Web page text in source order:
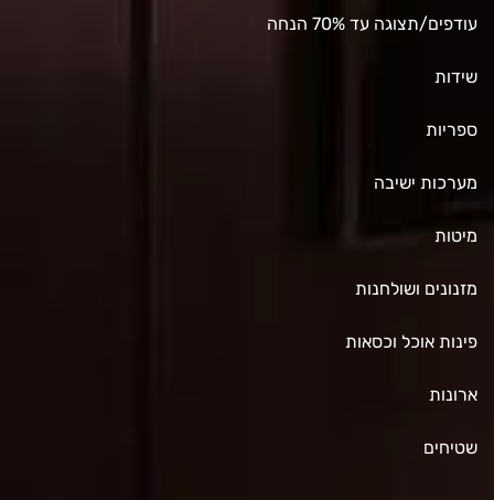
עודפים/תצוגה עד 70% הנחה
שידות
ספריות
מערכות ישיבה
מיטות
מזנונים ושולחנות
פינות אוכל וכסאות
ארונות
שטיחים